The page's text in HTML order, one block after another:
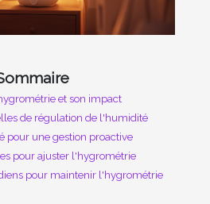
et son impact
de régulation de l'humidité
pour une gestion proactive
pour ajuster l'hygrométrie
pour maintenir l'hygrométrie